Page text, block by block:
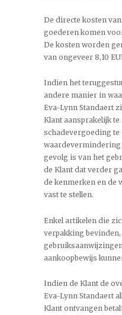
De directe kosten
goederen komen
De kosten worden
van ongeveer 8,10
Indien het
andere manier in
Eva-Lynn Standaert
Klant aansprakelijk te
schadevergoeding te
waardevermindering
gevolg is van het
de Klant dat verder
de kenmerken en de
vast te stellen.
Enkel artikelen die
verpakking
aankoopbewijs
Indien de Klant de
Eva-Lynn Standaert
Klant ontvangen